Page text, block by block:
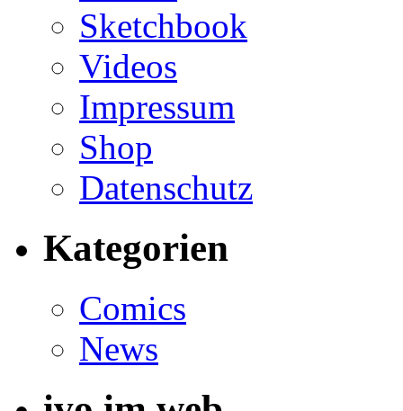
Sketchbook
Videos
Impressum
Shop
Datenschutz
Kategorien
Comics
News